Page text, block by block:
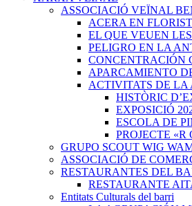
ASSOCIACIÓ VEÏNAL
ACERA EN
EL QUE VEUEN
PELIGRO EN LA
CONCENTRACIÓN
APARCAMIENTO
ACTIVITATS DE LA
HISTÒRIC
EXPOSICIÓ
ESCOLA DE
PROJECTE «R
GRUPO SCOUT WIG
ASSOCIACIÓ DE
RESTAURANTES DEL
RESTAURANTE
Entitats Culturals del barri